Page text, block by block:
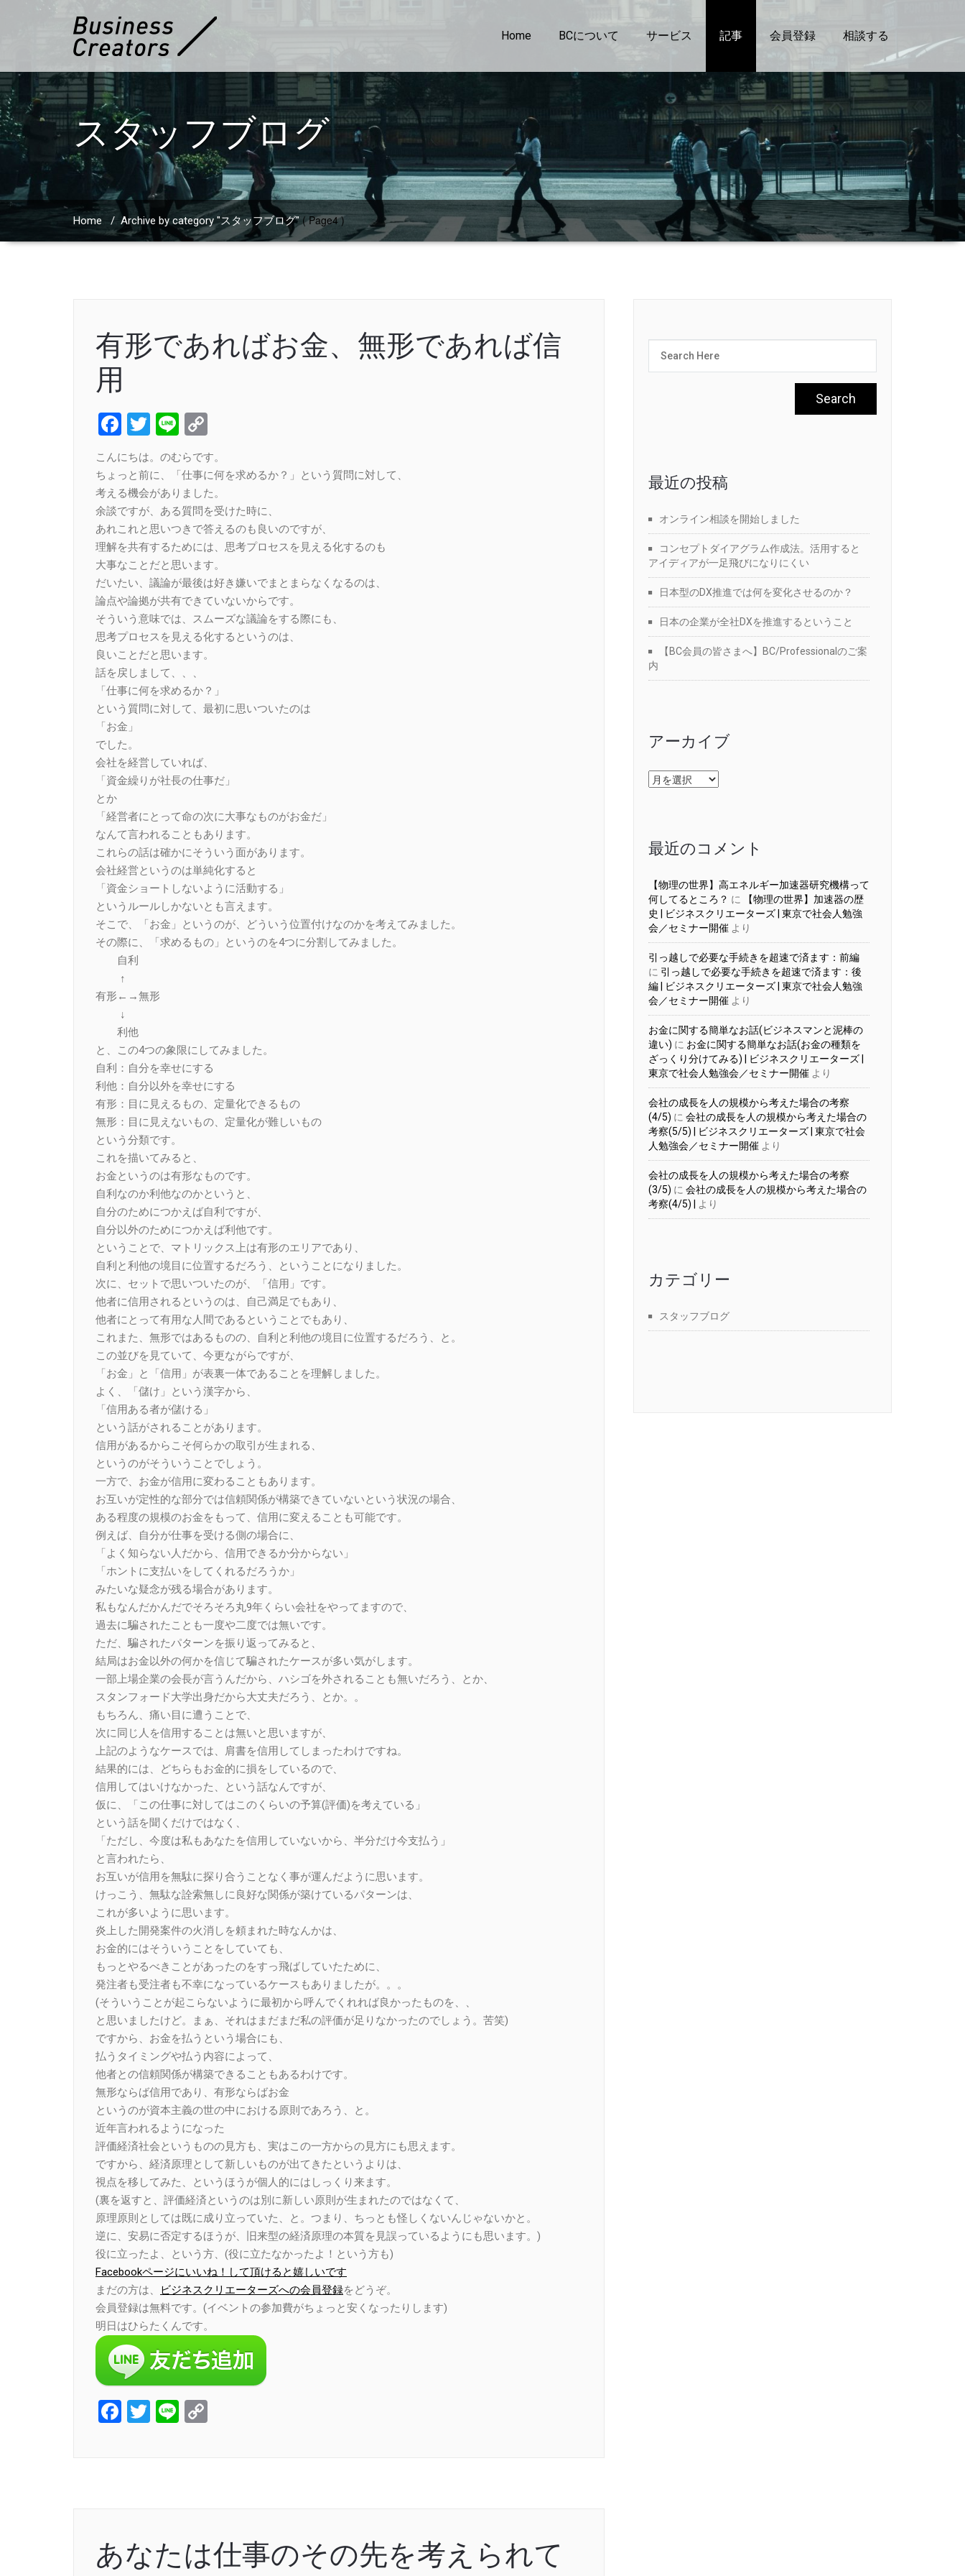
Home BCについて サービス 記事 会員登録 相談する
スタッフブログ
Home / Archive by category "スタッフブログ" ( Page4 )
有形であればお金、無形であれば信
用
Facebook
Twitter
Line
Link
こんにちは。のむらです。
ちょっと前に、「仕事に何を求めるか？」という質問に対して、
考える機会がありました。
余談ですが、ある質問を受けた時に、
あれこれと思いつきで答えるのも良いのですが、
理解を共有するためには、思考プロセスを見える化するのも
大事なことだと思います。
だいたい、議論が最後は好き嫌いでまとまらなくなるのは、
論点や論拠が共有できていないからです。
そういう意味では、スムーズな議論をする際にも、
思考プロセスを見える化するというのは、
良いことだと思います。
話を戻しまして、、、
「仕事に何を求めるか？」
という質問に対して、最初に思いついたのは
「お金」
でした。
会社を経営していれば、
「資金繰りが社長の仕事だ」
とか
「経営者にとって命の次に大事なものがお金だ」
なんて言われることもあります。
これらの話は確かにそういう面があります。
会社経営というのは単純化すると
「資金ショートしないように活動する」
というルールしかないとも言えます。
そこで、「お金」というのが、どういう位置付けなのかを考えてみました。
その際に、「求めるもの」というのを4つに分割してみました。
自利
↑
有形←→無形
↓
利他
と、この4つの象限にしてみました。
自利：自分を幸せにする
利他：自分以外を幸せにする
有形：目に見えるもの、定量化できるもの
無形：目に見えないもの、定量化が難しいもの
という分類です。
これを描いてみると、
お金というのは有形なものです。
自利なのか利他なのかというと、
自分のためにつかえば自利ですが、
自分以外のためにつかえば利他です。
ということで、マトリックス上は有形のエリアであり、
自利と利他の境目に位置するだろう、ということになりました。
次に、セットで思いついたのが、「信用」です。
他者に信用されるというのは、自己満足でもあり、
他者にとって有用な人間であるということでもあり、
これまた、無形ではあるものの、自利と利他の境目に位置するだろう、と。
この並びを見ていて、今更ながらですが、
「お金」と「信用」が表裏一体であることを理解しました。
よく、「儲け」という漢字から、
「信用ある者が儲ける」
という話がされることがあります。
信用があるからこそ何らかの取引が生まれる、
というのがそういうことでしょう。
一方で、お金が信用に変わることもあります。
お互いが定性的な部分では信頼関係が構築できていないという状況の場合、
ある程度の規模のお金をもって、信用に変えることも可能です。
例えば、自分が仕事を受ける側の場合に、
「よく知らない人だから、信用できるか分からない」
「ホントに支払いをしてくれるだろうか」
みたいな疑念が残る場合があります。
私もなんだかんだでそろそろ丸9年くらい会社をやってますので、
過去に騙されたことも一度や二度では無いです。
ただ、騙されたパターンを振り返ってみると、
結局はお金以外の何かを信じて騙されたケースが多い気がします。
一部上場企業の会長が言うんだから、ハシゴを外されることも無いだろう、とか、
スタンフォード大学出身だから大丈夫だろう、とか。。
もちろん、痛い目に遭うことで、
次に同じ人を信用することは無いと思いますが、
上記のようなケースでは、肩書を信用してしまったわけですね。
結果的には、どちらもお金的に損をしているので、
信用してはいけなかった、という話なんですが、
仮に、「この仕事に対してはこのくらいの予算(評価)を考えている」
という話を聞くだけではなく、
「ただし、今度は私もあなたを信用していないから、半分だけ今支払う」
と言われたら、
お互いが信用を無駄に探り合うことなく事が運んだように思います。
けっこう、無駄な詮索無しに良好な関係が築けているパターンは、
これが多いように思います。
炎上した開発案件の火消しを頼まれた時なんかは、
お金的にはそういうことをしていても、
もっとやるべきことがあったのをすっ飛ばしていたために、
発注者も受注者も不幸になっているケースもありましたが。。。
(そういうことが起こらないように最初から呼んでくれれば良かったものを、、
と思いましたけど。まぁ、それはまだまだ私の評価が足りなかったのでしょう。苦笑)
ですから、お金を払うという場合にも、
払うタイミングや払う内容によって、
他者との信頼関係が構築できることもあるわけです。
無形ならば信用であり、有形ならばお金
というのが資本主義の世の中における原則であろう、と。
近年言われるようになった
評価経済社会というものの見方も、実はこの一方からの見方にも思えます。
ですから、経済原理として新しいものが出てきたというよりは、
視点を移してみた、というほうが個人的にはしっくり来ます。
(裏を返すと、評価経済というのは別に新しい原則が生まれたのではなくて、
原理原則としては既に成り立っていた、と。つまり、ちっとも怪しくないんじゃないかと。
逆に、安易に否定するほうが、旧来型の経済原理の本質を見誤っているようにも思います。)
役に立ったよ、という方、(役に立たなかったよ！という方も)
Facebookページにいいね！して頂けると嬉しいです
まだの方は、
ビジネスクリエーターズへの会員登録をどうぞ。
会員登録は無料です。(イベントの参加費がちょっと安くなったりします)
明日はひらたくんです。
Facebook
Twitter
Line
あなたは仕事のその先を考えられて
最近の投稿
オンライン相談を開始しました
コンセプトダイアグラム作成法。活用すると
アイディアが一足飛びになりにくい
日本型のDX推進では何を変化させるのか？
日本の企業が全社DXを推進するということ
【BC会員の皆さまへ】BC/Professionalのご案
内
アーカイブ
ア
ー
最近のコメント
【物理の世界】高エネルギー加速器研究機構って
何してるところ？ に
【物理の世界】加速器の歴
史 | ビジネスクリエーターズ | 東京で社会人勉強
会／セミナー開催 より
引っ越しで必要な手続きを超速で済ます：前編
に 引っ越しで必要な手続きを超速で済ます：後
編 | ビジネスクリエーターズ | 東京で社会人勉強
会／セミナー開催 より
お金に関する簡単なお話(ビジネスマンと泥棒の
違い) に お金に関する簡単なお話(お金の種類を
ざっくり分けてみる) | ビジネスクリエーターズ |
東京で社会人勉強会／セミナー開催 より
会社の成長を人の規模から考えた場合の考察
(4/5) に 会社の成長を人の規模から考えた場合の
考察(5/5) | ビジネスクリエーターズ | 東京で社会
人勉強会／セミナー開催 より
会社の成長を人の規模から考えた場合の考察
(3/5) に 会社の成長を人の規模から考えた場合の
考察(4/5) |
より
カテゴリー
スタッフブログ